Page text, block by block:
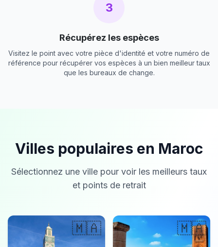
3
Récupérez les espèces
Visitez le point avec votre pièce d'identité et votre numéro de
référence pour récupérer vos espèces à un bien meilleur taux
que les bureaux de change.
Villes populaires en Maroc
Sélectionnez une ville pour voir les meilleurs taux
et points de retrait
🇲🇦 🇲🇦